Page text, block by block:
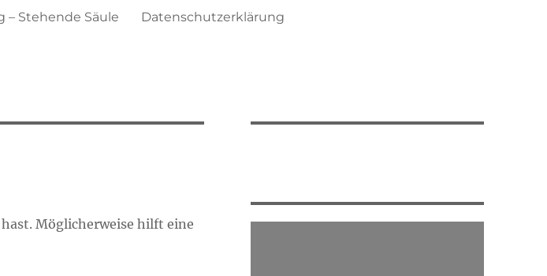
– Stehende Säule Datenschutzerklärung
Möglicherweise hilft eine